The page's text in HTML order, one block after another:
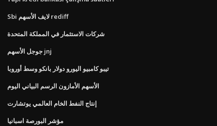
Sbi لايف الأسهم rediff
شركات الاستثمار في المملكة المتحدة
جوجل الأسهم jnj
تيبو كامبيو اليورو دولار بانكو وسط أوروبا
الأسهم الأمازون الرسم البياني اليوم
إنتاج النفط الخام العالمي يوتشارت
مؤشر البورصة اسبانيا